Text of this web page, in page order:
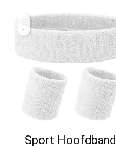
Sport Hoofdband